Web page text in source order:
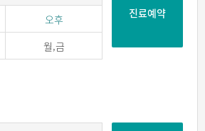
오후
월,금
진료예약